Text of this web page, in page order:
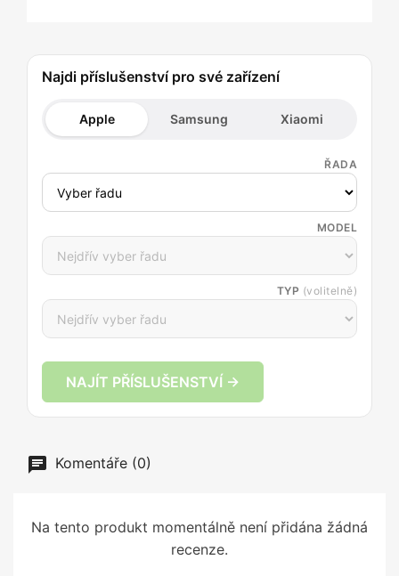
Najdi příslušenství pro své zařízení
Apple Samsung Xiaomi
ŘADA
MODEL
TYP (volitelně)
NAJÍT PŘÍSLUŠENSTVÍ →
Komentáře (0)
Na tento produkt momentálně není přidána žádná
recenze.